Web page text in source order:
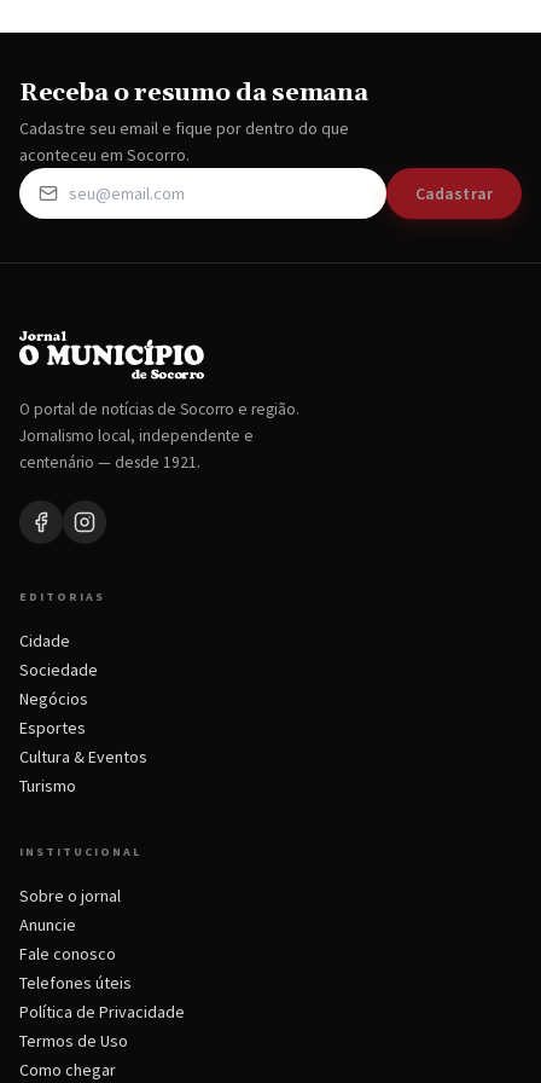
Receba o resumo da semana
Cadastre seu email e fique por dentro do que
aconteceu em Socorro.
Cadastrar
O portal de notícias de Socorro e região.
Jornalismo local, independente e
centenário — desde 1921.
EDITORIAS
Cidade
Sociedade
Negócios
Esportes
Cultura & Eventos
Turismo
INSTITUCIONAL
Sobre o jornal
Anuncie
Fale conosco
Telefones úteis
Política de Privacidade
Termos de Uso
Como chegar